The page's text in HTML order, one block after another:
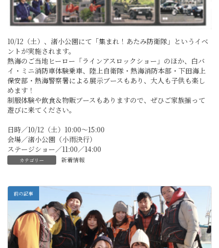
10/12（土）、渚小公園にて「集まれ！あたみ防衛隊」というイベ
ントが実施されます。
熱海のご当地ヒーロー「ラインアスロックショー」のほか、白バ
イ・ミニ消防車体験乗車、陸上自衛隊・熱海消防本部・下田海上
保安部・熱海警察署による展示ブースもあり、大人も子供も楽し
めます！
制服体験や飲食＆物販ブースもありますので、ぜひご家族揃って
遊びに来てください。
日時／10/12（土）10:00～15:00
会場／渚小公園（小雨決行）
ステージショー／11:00／14:00
カテゴリー 新着情報
前の記事